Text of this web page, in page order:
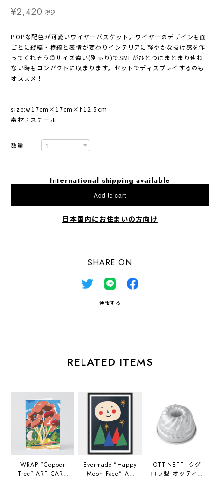
¥2,420 税込
POPな配色が可愛いワイヤーバスケット。ワイヤーのデザインも面
ごとに縦縞・横縞と表情が変わりインテリアに軽やかな抜け感を作
ってくれそう◎サイズ違い(別売り)でSMLがひとつにまとまり使わ
ない時もコンパクトに収まります。セットでディスプレイするのも
オススメ！
size:w17cm×17cm×h12.5cm
素材：スチール
数量
International shipping available
Add to cart
日本国内にお住まいの方向け
SHARE ON
通報する
RELATED ITEMS
WRAP "Copper
Tree" ART CARD
Evermade "Happy
Moon Face" A3
OTTINETTI クグ
ロフ型 オッティネ